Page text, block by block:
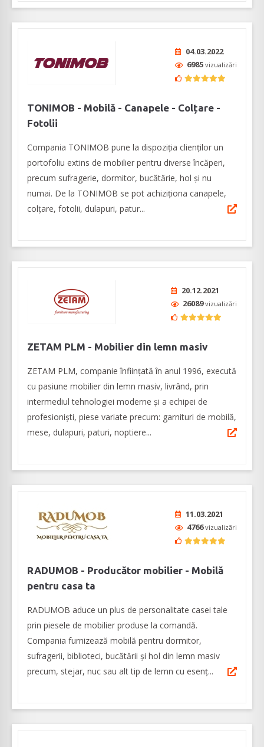
04.03.2022
6985 vizualizări
TONIMOB - Mobilă - Canapele - Colțare -
Fotolii
Compania TONIMOB pune la dispoziția clienților un
portofoliu extins de mobilier pentru diverse încăperi,
precum sufragerie, dormitor, bucătărie, hol și nu
numai. De la TONIMOB se pot achiziționa canapele,
colțare, fotolii, dulapuri, patur...
20.12.2021
26089vizualizări
ZETAM PLM - Mobilier din lemn masiv
ZETAM PLM, companie înființată în anul 1996, execută
cu pasiune mobilier din lemn masiv, livrând, prin
intermediul tehnologiei moderne și a echipei de
profesioniști, piese variate precum: garnituri de mobilă,
mese, dulapuri, paturi, noptiere...
11.03.2021
4766vizualizări
RADUMOB - Producător mobilier - Mobilă
pentru casa ta
RADUMOB aduce un plus de personalitate casei tale
prin piesele de mobilier produse la comandă.
Compania furnizează mobilă pentru dormitor,
sufragerii, biblioteci, bucătării și hol din lemn masiv
precum, stejar, nuc sau alt tip de lemn cu esenț...